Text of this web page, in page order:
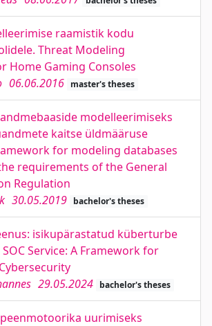
raamistik kodu
Threat Modeling
Home Gaming Consoles
06.06.2016 master's theses
modelleerimiseks
kaitse üldmääruse
for modeling databases
requirements of the General
Regulation
30.05.2019 bachelor's theses
isikupärastatud küberturbe
Service: A Framework for
29.05.2024 bachelor's theses
uurimiseks